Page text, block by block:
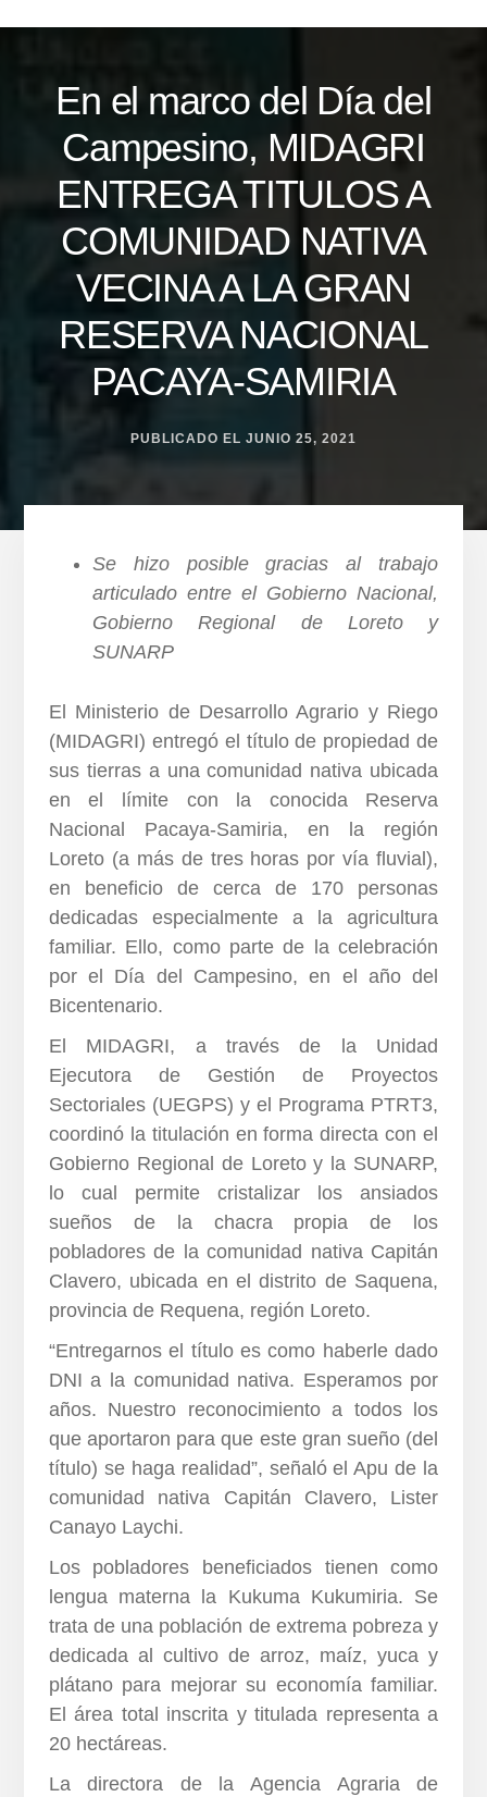
En el marco del Día del
Campesino, MIDAGRI
ENTREGA TITULOS A
COMUNIDAD NATIVA
VECINA A LA GRAN
RESERVA NACIONAL
PACAYA-SAMIRIA
PUBLICADO EL JUNIO 25, 2021
Se hizo posible gracias al trabajo
articulado entre el Gobierno Nacional,
Gobierno Regional de Loreto y
SUNARP
El Ministerio de Desarrollo Agrario y Riego
(MIDAGRI) entregó el título de propiedad de
sus tierras a una comunidad nativa ubicada
en el límite con la conocida Reserva
Nacional Pacaya-Samiria, en la región
Loreto (a más de tres horas por vía fluvial),
en beneficio de cerca de 170 personas
dedicadas especialmente a la agricultura
familiar. Ello, como parte de la celebración
por el Día del Campesino, en el año del
Bicentenario.
El MIDAGRI, a través de la Unidad
Ejecutora de Gestión de Proyectos
Sectoriales (UEGPS) y el Programa PTRT3,
coordinó la titulación en forma directa con el
Gobierno Regional de Loreto y la SUNARP,
lo cual permite cristalizar los ansiados
sueños de la chacra propia de los
pobladores de la comunidad nativa Capitán
Clavero, ubicada en el distrito de Saquena,
provincia de Requena, región Loreto.
“Entregarnos el título es como haberle dado
DNI a la comunidad nativa. Esperamos por
años. Nuestro reconocimiento a todos los
que aportaron para que este gran sueño (del
título) se haga realidad”, señaló el Apu de la
comunidad nativa Capitán Clavero, Lister
Canayo Laychi.
Los pobladores beneficiados tienen como
lengua materna la Kukuma Kukumiria. Se
trata de una población de extrema pobreza y
dedicada al cultivo de arroz, maíz, yuca y
plátano para mejorar su economía familiar.
El área total inscrita y titulada representa a
20 hectáreas.
La directora de la Agencia Agraria de